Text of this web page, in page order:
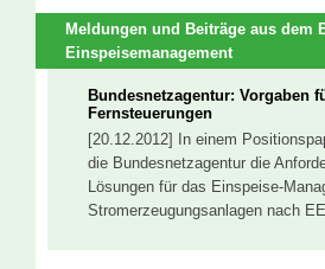
Meldungen und Beiträge aus dem
Einspeisemanagement
Bundesnetzagentur: Vorgaben
Fernsteuerungen
[20.12.2012] In einem
die Bundesnetzagentur die
Lösungen für das Einspeise-
Stromerzeugungsanlagen nach